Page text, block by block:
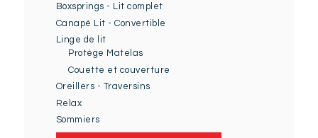
Boxsprings - Lit complet
Canapé Lit - Convertible
Linge de lit
Protège Matelas
Couette et couverture
Oreillers - Traversins
Relax
Sommiers